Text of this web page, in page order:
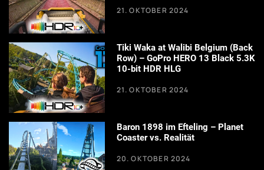
21. OKTOBER 2024
Tiki Waka at Walibi Belgium (Back
Row) – GoPro HERO 13 Black 5.3K
10-bit HDR HLG
21. OKTOBER 2024
Baron 1898 im Efteling – Planet
Coaster vs. Realität
20. OKTOBER 2024